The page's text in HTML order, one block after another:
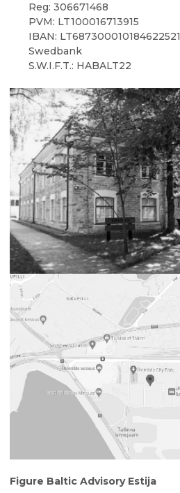
Reg: 306671468
PVM: LT100016713915
IBAN: LT687300010184622521
Swedbank
S.W.I.F.T.: HABALT22
Figure Baltic Advisory Estija